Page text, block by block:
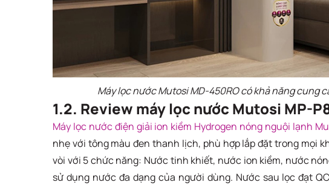
Máy lọc nước Mutosi MD-450RO có khả năng cung
1.2. Review máy lọc nước Mutosi MP-
Máy lọc nước điện giải ion kiềm Hydrogen nóng nguội lạnh
nhẹ với tông màu đen thanh lịch, phù hợp lắp đặt trong mọi
vòi với 5 chức năng: Nước tinh khiết, nước ion kiềm, nước
sử dụng nước đa dạng của người dùng. Nước sau lọc đạt